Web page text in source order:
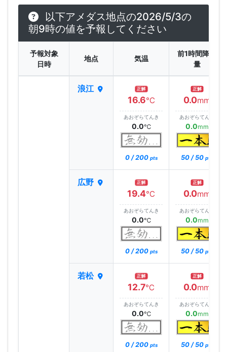
以下アメダス地点の2026/5/3の
朝9時の値を予報してください
予報対象
日時
地点 気温
前1時間降水
量
浪江 正解
16.6℃
あおぞらてんき
0.0℃
0 / 200 pts
正解
0.0mm
あおぞらてんき
0.0mm
50 / 50 pts
広野 正解
19.4℃
あおぞらてんき
0.0℃
0 / 200 pts
正解
0.0mm
あおぞらてんき
0.0mm
50 / 50 pts
若松 正解
12.7℃
あおぞらてんき
0.0℃
0 / 200 pts
正解
0.0mm
あおぞらてんき
0.0mm
50 / 50 pts